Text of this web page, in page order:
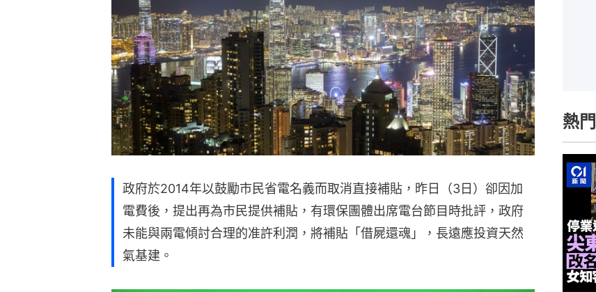
政府於2014年以鼓勵市民省電名義而取消直接補貼，昨日（3日）卻因加
電費後，提出再為市民提供補貼，有環保團體出席電台節目時批評，政府
未能與兩電傾討合理的准許利潤，將補貼「借屍還魂」，長遠應投資天然
氣基建。
熱